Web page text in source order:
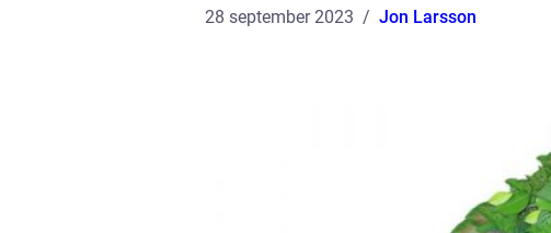
28 september 2023 Jon Larsson